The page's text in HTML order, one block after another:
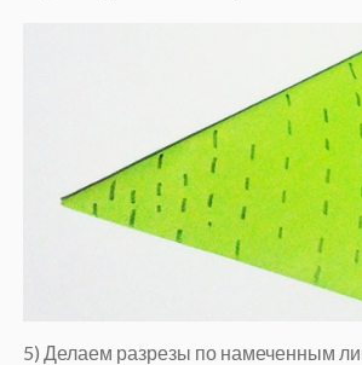
5) Делаем разрезы по намеченным